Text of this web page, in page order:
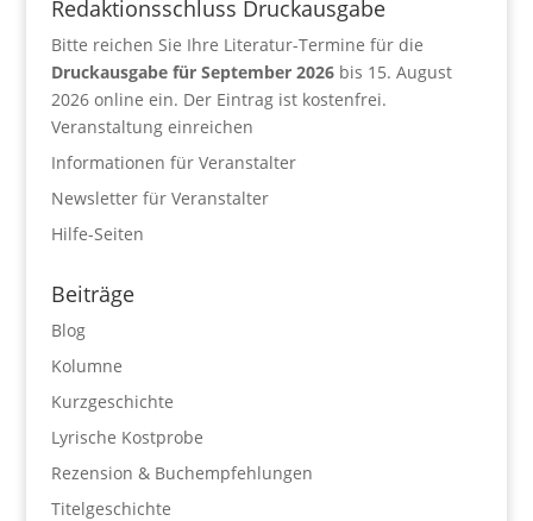
Redaktionsschluss Druckausgabe
Bitte reichen Sie Ihre Literatur-Termine für die
Druckausgabe für September 2026bis 15. August
2026 online ein. Der Eintrag ist kostenfrei.
Veranstaltung einreichen
Informationen für Veranstalter
Newsletter für Veranstalter
Hilfe-Seiten
Beiträge
Blog
Kolumne
Kurzgeschichte
Lyrische Kostprobe
Rezension & Buchempfehlungen
Titelgeschichte